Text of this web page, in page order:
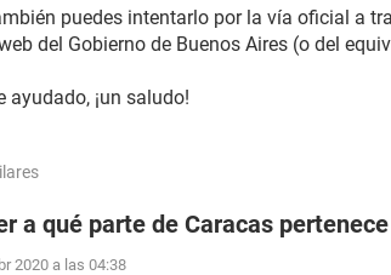
puedes intentarlo por la vía oficial a
del Gobierno de Buenos Aires (o del
ayudado, ¡un saludo!
a qué parte de Caracas
2020 a las 04:38